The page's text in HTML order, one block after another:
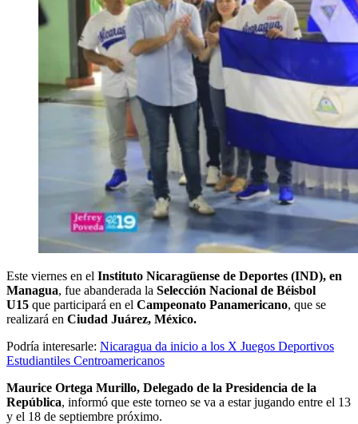
Este viernes en el Instituto Nicaragüense de Deportes (IND), en
Managua, fue abanderada la Selección Nacional de Béisbol
U15 que participará en el Campeonato Panamericano, que se
realizará en Ciudad Juárez, México.
Podría interesarle: Nicaragua da inicio a los X Juegos Deportivos
Estudiantiles Centroamericanos
Maurice Ortega Murillo, Delegado de la Presidencia de la
República, informó que este torneo se va a estar jugando entre el 13
y el 18 de septiembre próximo.